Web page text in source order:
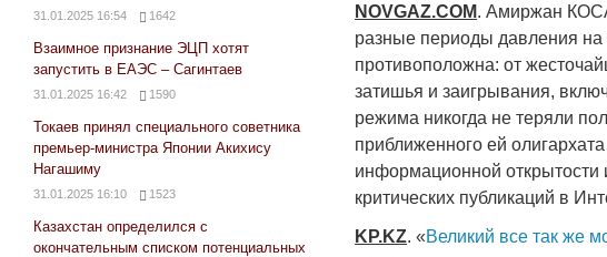
NOVGAZ.COM. Амиржан
разные периоды давления на
противоположна: от
затишья и заигрывания,
режима никогда не теряли
приближенного ей
информационной
критических публикаций в
KP.KZ. «Великий все так же
31.01.2025 16:54 1642
Взаимное признание ЭЦП хотят
запустить в ЕАЭС – Сагинтаев
31.01.2025 16:42 1590
Токаев принял специального советника
премьер-министра Японии Акихису
Нагашиму
31.01.2025 16:10 1523
Казахстан определился с
окончательным списком потенциальных